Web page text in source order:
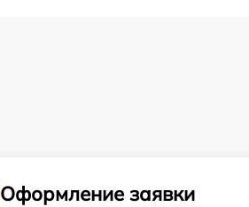
Оформление заявки